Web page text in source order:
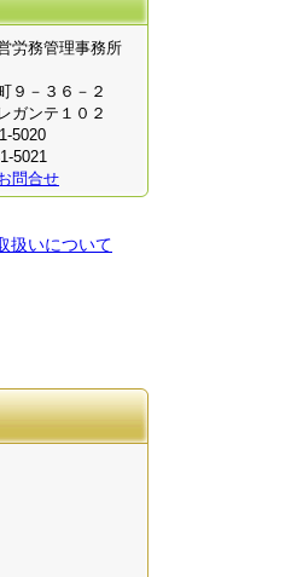
労務管理事務所
９－３６－２
ガンテ１０２
5020
5021
問合せ
扱いについて